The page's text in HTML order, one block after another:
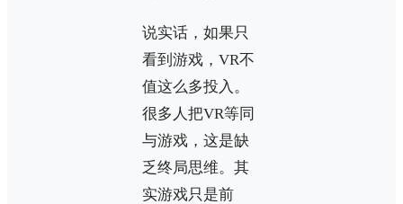
说实话，如果只
看到游戏，VR不
值这么多投入。
很多人把VR等同
与游戏，这是缺
乏终局思维。其
实游戏只是前